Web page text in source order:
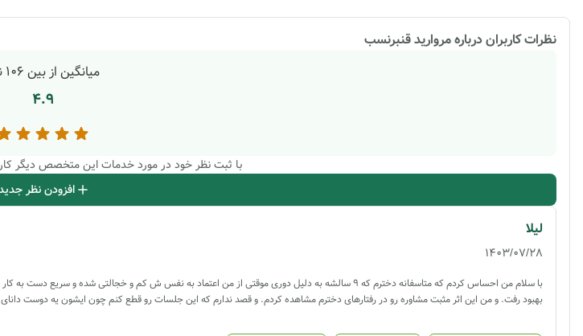
نظرات کاربران دربارهمروارید قنبرنسب
میانگین از بین 106
4.9
با ثبت نظر خود در مورد خدمات این متخصص دیگر
افزودن نظر
لیلا
1403/07/28
با سلام من احساس کردم که متاسفانه دخترم که ۹ سالشه به دلیل دوری موقتی از من اعتماد به نفس ش کم و
بهبود رفت‌. و من این اثر مثبت مشاوره رو در رفتارهای دخترم مشاهده کردم. و قصد ندارم که این جلسات رو قطع کنم چون ایشون یه دوست